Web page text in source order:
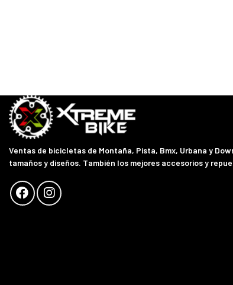
Ventas de bicicletas de Montaña, Pista, Bmx, Urbana y
tamaños y diseños. También los mejores accesorios y